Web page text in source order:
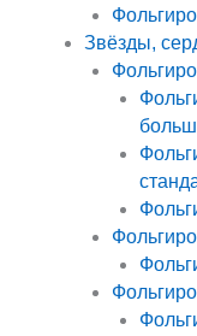
Звёзды,